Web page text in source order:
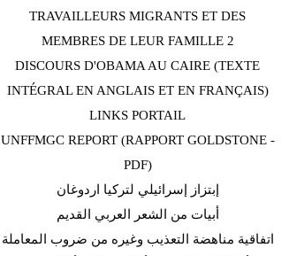
TRAVAILLEURS MIGRANTS ET DES
MEMBRES DE LEUR FAMILLE 2
DISCOURS D'OBAMA AU CAIRE (TEXTE
INTÉGRAL EN ANGLAIS ET EN FRANÇAIS)
LINKS PORTAIL
UNFFMGC REPORT (RAPPORT GOLDSTONE -
PDF)
إبتزاز إسرائيلي لتركيا اردوغان
أبيات من الشعر العربي القديم
اتفاقية مناهضة التعذيب وغيره من ضروب المعاملة